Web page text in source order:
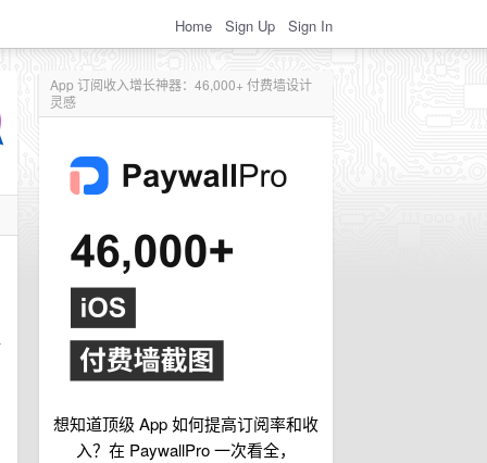
Home Sign Up Sign In
App 订阅收入增长神器：46,000+ 付费墙设计
灵感
想知道顶级 App 如何提高订阅率和收
入？在 PaywallPro 一次看全，